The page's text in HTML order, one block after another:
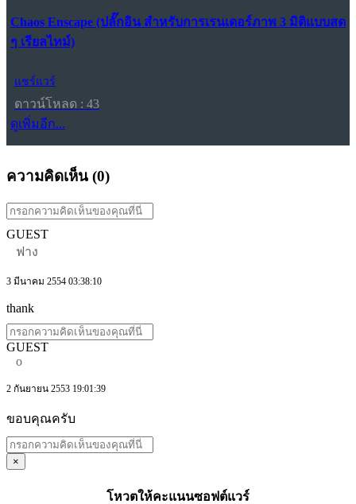
Chaos Enscape (ปลั๊กอิน สำหรับการเรนเดอร์ภาพ 3 มิติแบบสด
ๆ เรียลไทม์)
แชร์แวร์
ดาวน์โหลด : 43
ดูเพิ่มอีก...
ความคิดเห็น (0)
GUEST
ฟาง
3 มีนาคม 2554 03:38:10
thank
GUEST
o
2 กันยายน 2553 19:01:39
ขอบคุณครับ
×
โหวตให้คะแนนซอฟต์แวร์